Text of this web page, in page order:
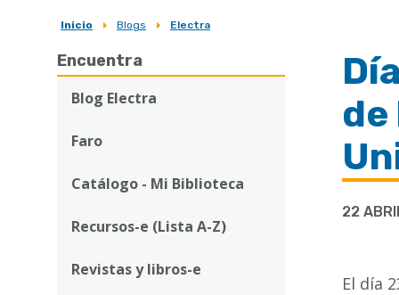
Sobrescribir
enlaces
de
ayuda
la
navegación
Inicio Blogs Electra
Encuentra
Blog Electra
Faro
Catálogo - Mi Biblioteca
Recursos-e (Lista A-Z)
Revistas y libros-e
22
El día